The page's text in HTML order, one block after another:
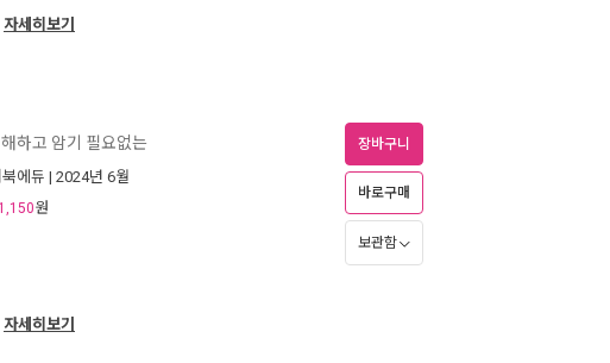
자세히보기
하고 암기 필요없는
북에듀 | 2024년 6월
1,150원
장바구니
바로구매
보관함
자세히보기